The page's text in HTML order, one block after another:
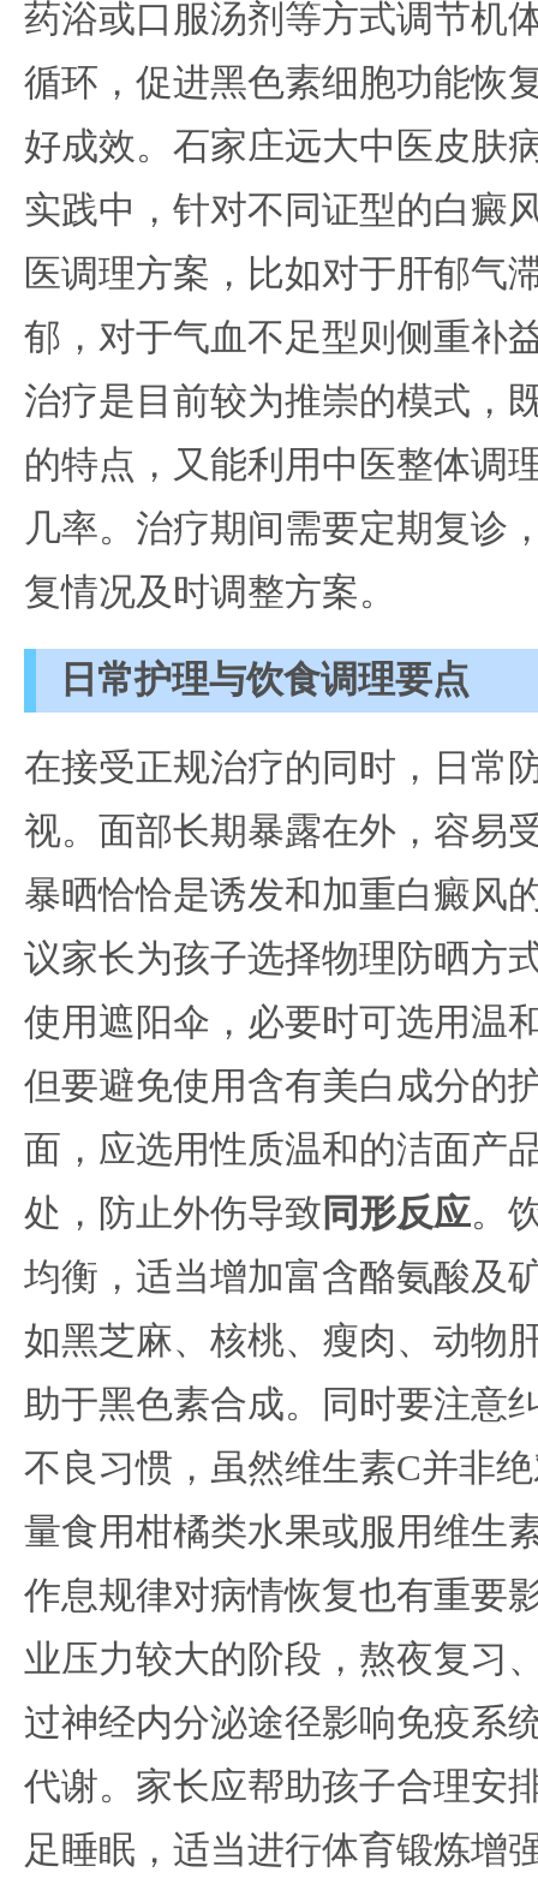
药浴或口服汤剂等方式调节机
循环，促进黑色素细胞功能恢
好成效。石家庄远大中医皮肤
实践中，针对不同证型的白癜
医调理方案，比如对于肝郁气
郁，对于气血不足型则侧重补
治疗是目前较为推崇的模式，
的特点，又能利用中医整体调
几率。治疗期间需要定期复诊
复情况及时调整方案。
日常护理与饮食调理要点
在接受正规治疗的同时，日常
视。面部长期暴露在外，容易
暴晒恰恰是诱发和加重白癜风
议家长为孩子选择物理防晒方
使用遮阳伞，必要时可选用温
但要避免使用含有美白成分的
面，应选用性质温和的洁面产
处，防止外伤导致 同形反应。
均衡，适当增加富含酪氨酸及
如黑芝麻、核桃、瘦肉、动物
助于黑色素合成。同时要注意
不良习惯，虽然维生素C并非
量食用柑橘类水果或服用维生
作息规律对病情恢复也有重要
业压力较大的阶段，熬夜复习
过神经内分泌途径影响免疫系
代谢。家长应帮助孩子合理安
足睡眠，适当进行体育锻炼增